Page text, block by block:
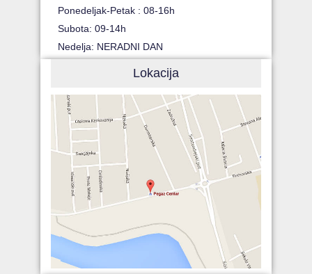
Ponedeljak-Petak : 08-16h
Subota: 09-14h
Nedelja: NERADNI DAN
Lokacija